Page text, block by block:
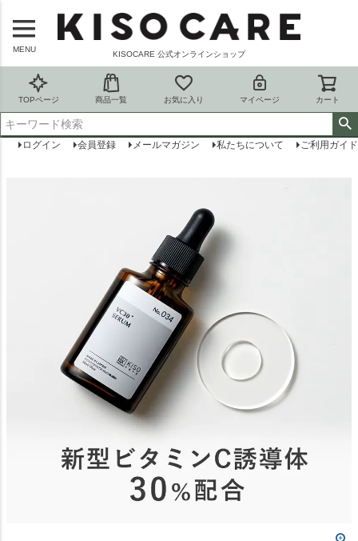
MENU
KISOCARE 公式オンラインショップ
TOPページ 商品一覧 お気に入り マイページ カート
ログイン 会員登録 メールマガジン 私たちについて ご利用ガイド